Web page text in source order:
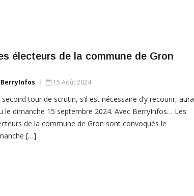
électeurs de la commune de Gron
BerryInfos 15 Août 2024
second tour de scrutin, s’il est nécessaire d’y recourir, aura
le dimanche 15 septembre 2024. Avec BerryInfos… Les
de la commune de Gron sont convoqués le
[…]